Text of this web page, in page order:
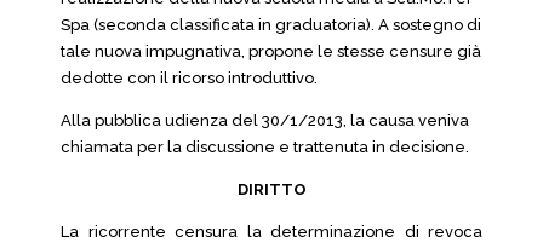
Spa (seconda classificata in graduatoria). A sostegno di
tale nuova impugnativa, propone le stesse censure già
dedotte con il ricorso introduttivo.
Alla pubblica udienza del 30/1/2013, la causa veniva
chiamata per la discussione e trattenuta in decisione.
DIRITTO
La ricorrente censura la determinazione di revoca